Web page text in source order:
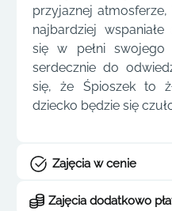
przyjaznej
najbardziej
się w pełni swojego
serdecznie do
się, że Śpioszek to
dziecko będzie się
Zajęcia w cenie
Zajęcia dodatkowo